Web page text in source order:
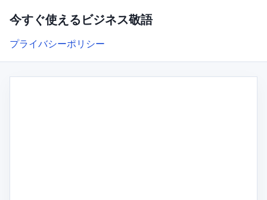
今すぐ使えるビジネス敬語
プライバシーポリシー